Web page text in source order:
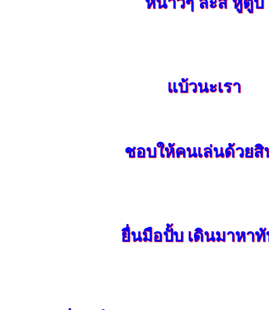
แบ้วนะเรา
ชอบให้คนเล่นด้วยสิ
ยื่นมือปั้บ เดินมาหา